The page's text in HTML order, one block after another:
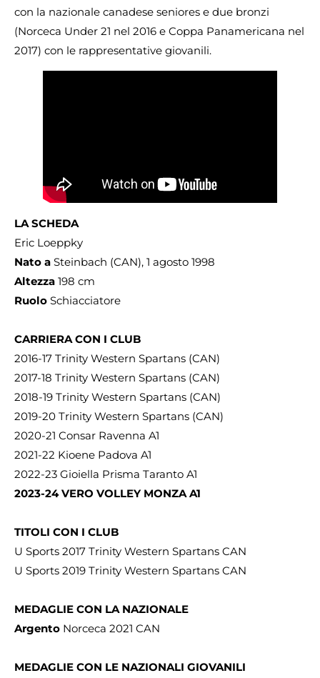
con la nazionale canadese seniores e due bronzi
(Norceca Under 21 nel 2016 e Coppa Panamericana nel
2017) con le rappresentative giovanili.
LA SCHEDA
Eric Loeppky
Nato a Steinbach (CAN), 1 agosto 1998
Altezza 198 cm
Ruolo Schiacciatore
CARRIERA CON I CLUB
2016-17 Trinity Western Spartans (CAN)
2017-18 Trinity Western Spartans (CAN)
2018-19 Trinity Western Spartans (CAN)
2019-20 Trinity Western Spartans (CAN)
2020-21 Consar Ravenna A1
2021-22 Kioene Padova A1
2022-23 Gioiella Prisma Taranto A1
2023-24 VERO VOLLEY MONZA A1
TITOLI CON I CLUB
U Sports 2017 Trinity Western Spartans CAN
U Sports 2019 Trinity Western Spartans CAN
MEDAGLIE CON LA NAZIONALE
Argento Norceca 2021 CAN
MEDAGLIE CON LE NAZIONALI GIOVANILI